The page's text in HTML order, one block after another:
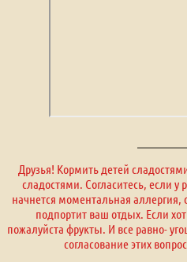
Друзья! Кормить детей
сладостями. Согласитесь, если у
начнется моментальная
подпортит ваш отдых. Если
пожалуйста фрукты. И все равно-
согласование этих